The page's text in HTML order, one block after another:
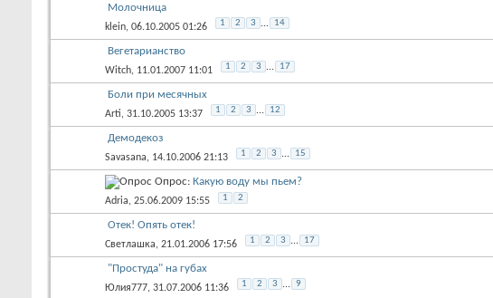
Молочница
klein, 06.10.2005 01:26 1 2 3 ... 14
Вегетарианство
Witch, 11.01.2007 11:01 1 2 3 ... 17
Боли при месячных
Arti, 31.10.2005 13:37 1 2 3 ... 12
Демодекоз
Savasana, 14.10.2006 21:13 1 2 3 ... 15
Опрос: Какую воду мы пьем?
Adria, 25.06.2009 15:55 1 2
Отек! Опять отек!
Светлашка, 21.01.2006 17:56 1 2 3 ... 17
"Простуда" на губах
Юлия777, 31.07.2006 11:36 1 2 3 ... 9